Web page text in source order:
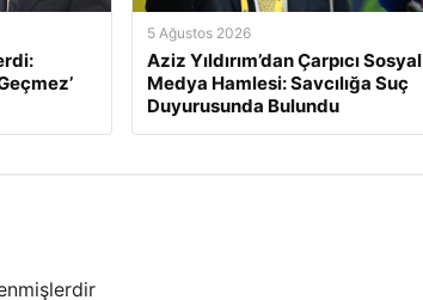
5 Ağustos 2026
Aziz Yıldırım’dan Çarpıcı Sosyal
Medya Hamlesi: Savcılığa Suç
Duyurusunda Bulundu